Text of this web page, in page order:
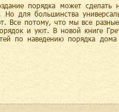
порядка может сделать
Но для большинства
Все потому, что мы все
и уют. В новой книге
по наведению порядка